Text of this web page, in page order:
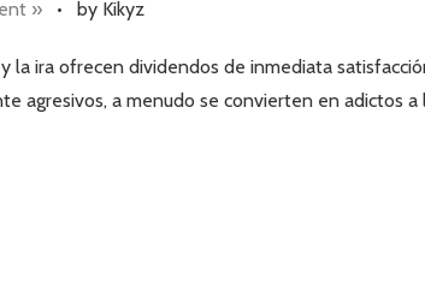
» • by Kikyz
la ira ofrecen dividendos de inmediata
agresivos, a menudo se convierten en adictos a